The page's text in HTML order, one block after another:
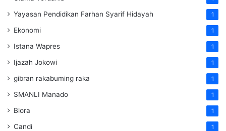
Yayasan Pendidikan Farhan Syarif Hidayah 1
Ekonomi 1
Istana Wapres 1
Ijazah Jokowi 1
gibran rakabuming raka 1
SMANLI Manado 1
Blora 1
Candi 1